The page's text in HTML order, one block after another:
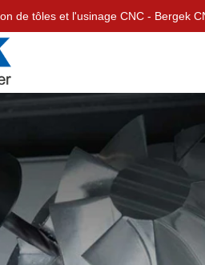
de tôles et l'usinage CNC - Bergek